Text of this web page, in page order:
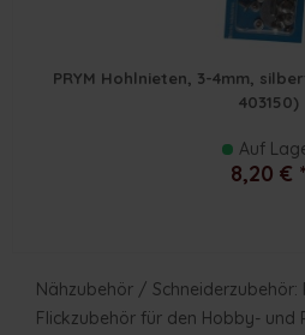
PRYM Hohlnieten, 3-4mm,
403150)
Auf
8,20 € *
Nähzubehör / Schneiderzubehör:
Flickzubehör für den Hobby- und